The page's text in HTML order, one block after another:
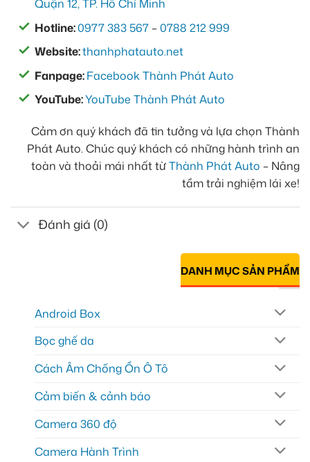
Quận 12, TP. Hồ Chí Minh
Hotline:0977 383 567 –0788 212 999
Website:thanhphatauto.net
Fanpage:Facebook Thành Phát Auto
YouTube:YouTube Thành Phát Auto
Cảm ơn quý khách đã tin tưởng và lựa chọn Thành
Phát Auto. Chúc quý khách có những hành trình an
toàn và thoải mái nhất từThành Phát Auto – Nâng
tầm trải nghiệm lái xe!
Đánh giá (0)
DANH MỤC SẢN PHẨM
Android Box
Bọc ghế da
Cách Âm Chống Ồn Ô Tô
Cảm biến & cảnh báo
Camera 360 độ
Camera Hành Trình